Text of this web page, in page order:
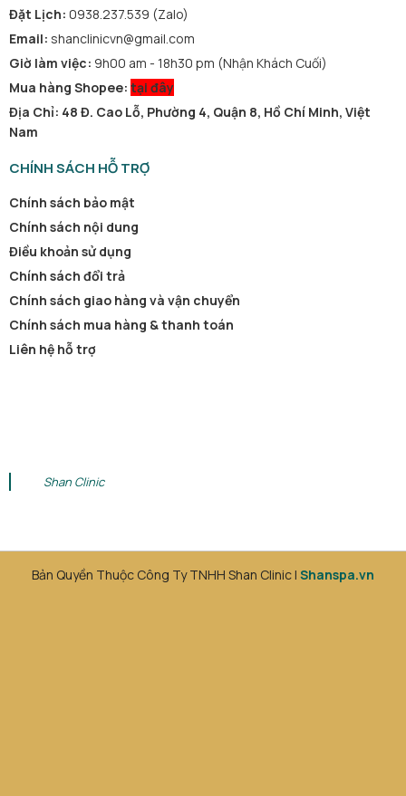
Đặt Lịch: 0938.237.539 (Zalo)
Email: shanclinicvn@gmail.com
Giờ làm việc: 9h00 am - 18h30 pm (Nhận Khách Cuối)
Mua hàng Shopee: tại đây
Địa Chỉ: 48 Đ. Cao Lỗ, Phường 4, Quận 8, Hồ Chí Minh, Việt
Nam
CHÍNH SÁCH HỖ TRỢ
Chính sách bảo mật
Chính sách nội dung
Điều khoản sử dụng
Chính sách đổi trả
Chính sách giao hàng và vận chuyển
Chính sách mua hàng & thanh toán
Liên hệ hỗ trợ
Shan Clinic
Bản Quyền Thuộc Công Ty TNHH Shan Clinic | Shanspa.vn